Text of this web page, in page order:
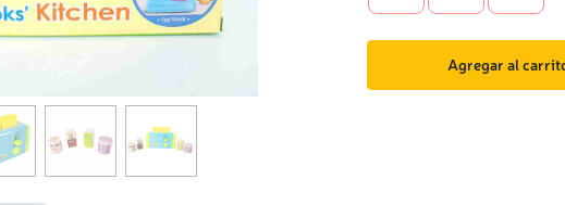
Agregar al